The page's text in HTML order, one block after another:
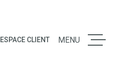
MENU
ESPACE CLIENT